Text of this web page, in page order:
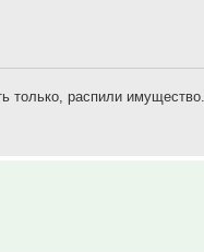
только, распили